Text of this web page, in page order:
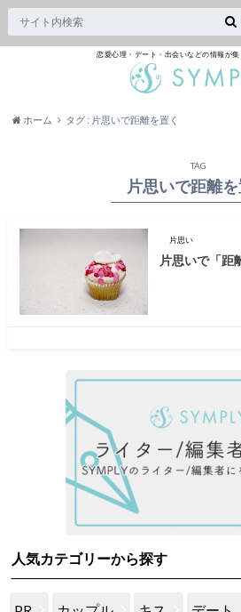
恋愛心理・デート・出会いなどの情報が
ホーム タグ : 片思いで距離を置く
TAG
片思いで距離を
片思い
片思いで「距
人気カテゴリーから探す